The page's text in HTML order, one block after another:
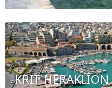
KRIT HERAKLION